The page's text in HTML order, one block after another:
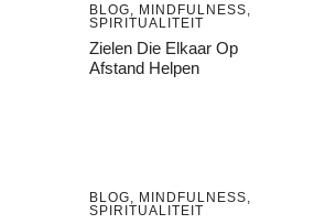
BLOG MINDFULNESS
SPIRITUALITEIT
Zielen Die Elkaar Op
Afstand Helpen
BLOG MINDFULNESS
SPIRITUALITEIT